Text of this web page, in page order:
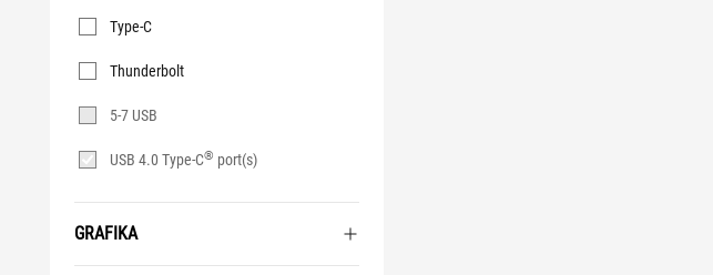
5-7 USB
Type-C
Thunderbolt
USB 4.0 Type-C® port(s)
GRAFIKA